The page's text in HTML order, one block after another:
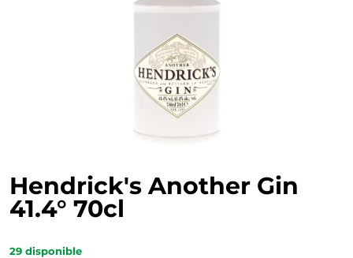
Hendrick's Another Gin
41.4° 70cl
29 disponible